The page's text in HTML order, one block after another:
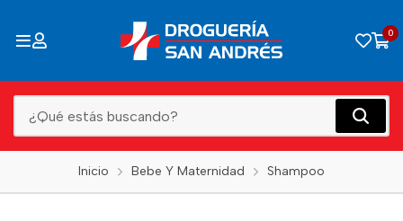
0
Inicio Bebe Y Maternidad Shampoo